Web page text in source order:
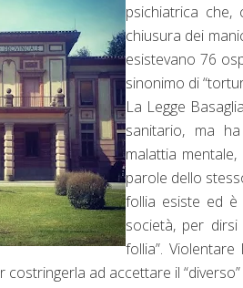
psichiatrica
chiusura dei
esistevano 76
sinonimo di
La Legge
sanitario, ma
malattia
parole dello
follia esiste ed
società, per
follia”.
ad accettare il “diverso”